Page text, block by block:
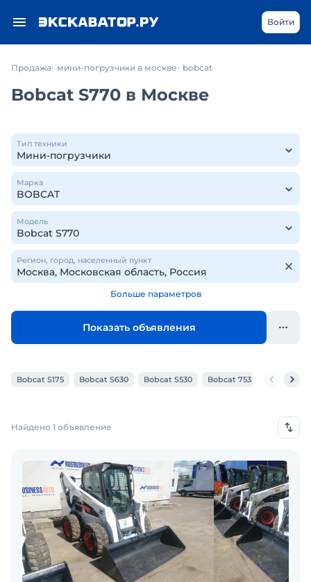
Войти
Продажа мини-погрузчики в москве bobcat
Bobcat S770 в Москве
Тип техники
Марка
Модель
Регион, город, населенный пункт
Больше параметров
Показать объявления
Bobcat S175 Bobcat S630 Bobcat S530 Bobcat 753 Bobcat
Найдено 1 объявление